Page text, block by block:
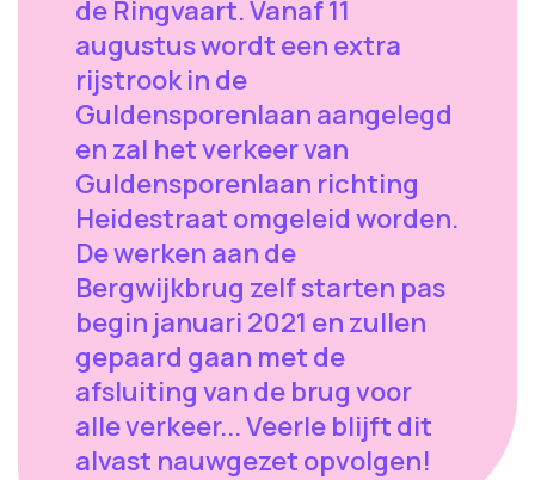
de Ringvaart. Vanaf 11
augustus wordt een extra
rijstrook in de
Guldensporenlaan aangelegd
en zal het verkeer van
Guldensporenlaan richting
Heidestraat omgeleid worden.
De werken aan de
Bergwijkbrug zelf starten pas
begin januari 2021 en zullen
gepaard gaan met de
afsluiting van de brug voor
alle verkeer... Veerle blijft dit
alvast nauwgezet opvolgen!